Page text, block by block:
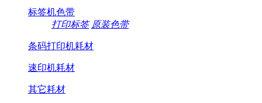
标签机色带
打印标签 原装色带
条码打印机耗材
速印机耗材
其它耗材